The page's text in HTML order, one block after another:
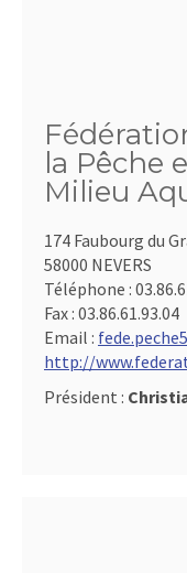
la Pêche
Milieu
174 Faubourg du
58000 NEVERS
Téléphone :
Fax : 03.86.61.93.04
Email :
http://
Président :